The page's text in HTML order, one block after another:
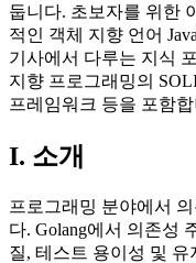
둡니다. 초보자를 위한
적인 객체 지향 언어
기사에서 다루는 지식
지향 프로그래밍의
프레임워크 등을 포함
I. 소개
프로그래밍 분야에서
다. Golang에서 의존성
질, 테스트 용이성 및